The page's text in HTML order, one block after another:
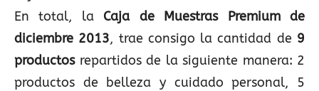
En total, la Caja de Muestras Premium de
diciembre 2013, trae consigo la cantidad de 9
productos repartidos de la siguiente manera: 2
productos de belleza y cuidado personal, 5